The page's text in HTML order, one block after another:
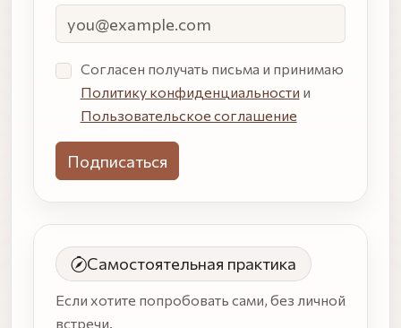
Согласен получать письма и принимаю
Политику конфиденциальности и
Пользовательское соглашение
Самостоятельная практика
Если хотите попробовать сами, без личной
встречи.